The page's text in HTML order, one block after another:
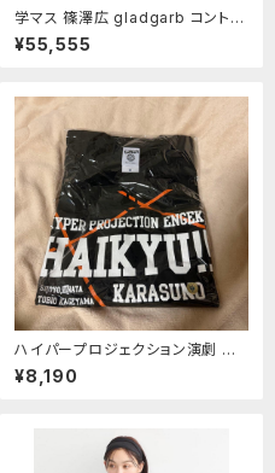
学マス 篠澤広 gladgarb コントラ
ストブルゾン Lサイズ
¥55,555
ハイパープロジェクション演劇 ハ
イキュー!! Tシャツ M
¥8,190